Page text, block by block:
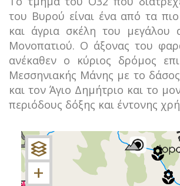
του Βυρού είναι ένα από τα
και άγρια σκέλη του μεγάλου
Μονοπατιού. Ο άξονας του
ανέκαθεν ο κύριος δρόμος
Μεσσηνιακής Μάνης με το δάσος
και τον Άγιο Δημήτριο και το
περιόδους δόξης και έντονης
+
−+